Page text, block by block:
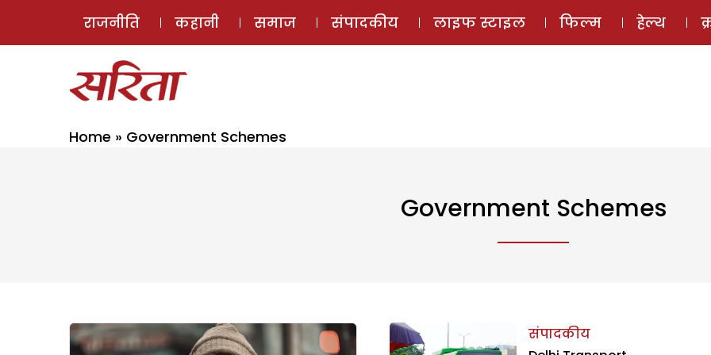
ई-मैगज़ीन
राजनीति कहानी समाज संपादकीय लाइफ स्टाइल फिल्म हेल्थ
Home » Government Schemes
Government Schemes
संपादकीय